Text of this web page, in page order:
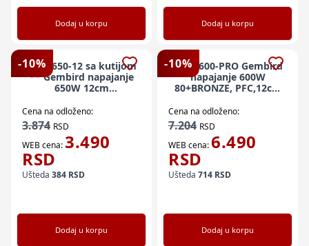
Dodaj u korpu Dodaj u korpu
-10%
GMB-650-12 sa kutijom
** Gembird napajanje
650W 12cm
4-pin, 6-pin(1720)
Cena na odloženo:
3.874 RSD
WEB cena:3.490
RSD
Ušteda 384 RSD
Dodaj u korpu
-10%
GMB-600-PRO Gembird
napajanje 600W
80+BRONZE, PFC,12cm
6+2pin, 5xSATA
Cena na odloženo:
7.204 RSD
WEB cena:6.490
RSD
Ušteda 714 RSD
Dodaj u korpu